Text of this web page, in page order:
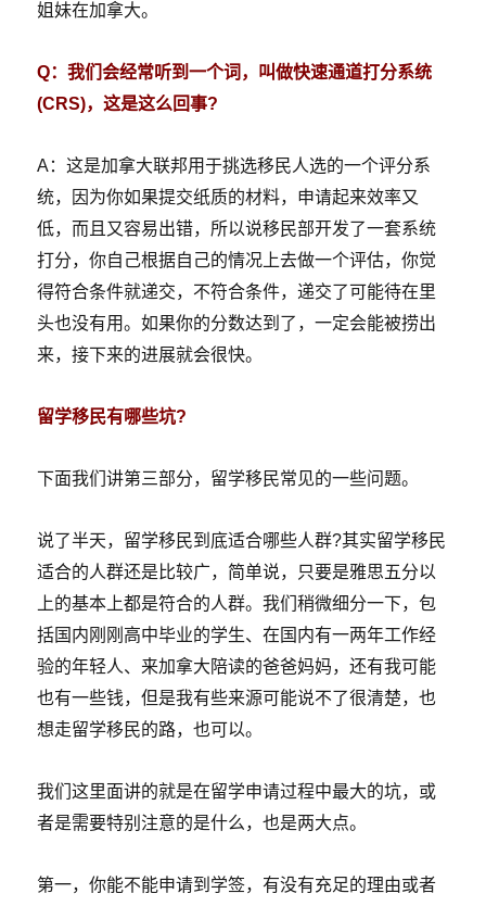
姐妹在加拿大。
Q：我们会经常听到一个词，叫做快速通道打分系统
(CRS)，这是这么回事?
A：这是加拿大联邦用于挑选移民人选的一个评分系
统，因为你如果提交纸质的材料，申请起来效率又
低，而且又容易出错，所以说移民部开发了一套系统
打分，你自己根据自己的情况上去做一个评估，你觉
得符合条件就递交，不符合条件，递交了可能待在里
头也没有用。如果你的分数达到了，一定会能被捞出
来，接下来的进展就会很快。
留学移民有哪些坑?
下面我们讲第三部分，留学移民常见的一些问题。
说了半天，留学移民到底适合哪些人群?其实留学移民
适合的人群还是比较广，简单说，只要是雅思五分以
上的基本上都是符合的人群。我们稍微细分一下，包
括国内刚刚高中毕业的学生、在国内有一两年工作经
验的年轻人、来加拿大陪读的爸爸妈妈，还有我可能
也有一些钱，但是我有些来源可能说不了很清楚，也
想走留学移民的路，也可以。
我们这里面讲的就是在留学申请过程中最大的坑，或
者是需要特别注意的是什么，也是两大点。
第一，你能不能申请到学签，有没有充足的理由或者